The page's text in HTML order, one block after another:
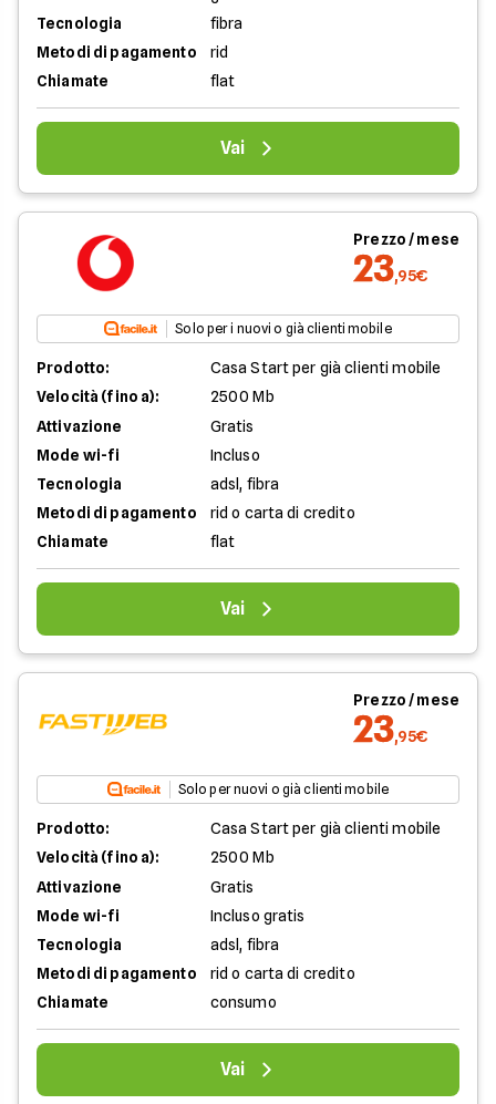
Tecnologia
fibra
Metodi di pagamento
rid
Chiamate
flat
Vai
Prezzo / mese
23,95€
Solo per i nuovi o già clienti mobile
Prodotto:
Casa Start per già clienti mobile
Velocità (fino a):
2500 Mb
Attivazione
Gratis
Mode wi-fi
Incluso
Tecnologia
adsl, fibra
Metodi di pagamento
rid o carta di credito
Chiamate
flat
Vai
Prezzo / mese
23,95€
Solo per nuovi o già clienti mobile
Prodotto:
Casa Start per già clienti mobile
Velocità (fino a):
2500 Mb
Attivazione
Gratis
Mode wi-fi
Incluso gratis
Tecnologia
adsl, fibra
Metodi di pagamento
rid o carta di credito
Chiamate
consumo
Vai